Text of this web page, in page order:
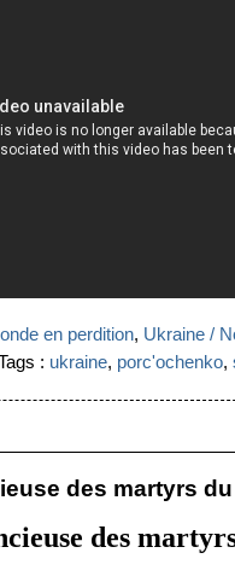
en perdition, Ukraine /
: ukraine, porc'ochenko,
des martyrs
des